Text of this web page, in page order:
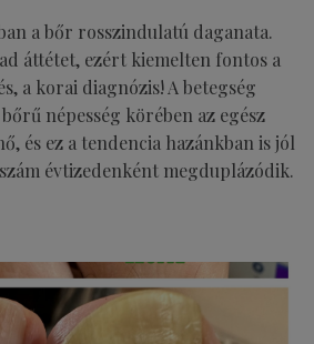
a bőr rosszindulatú daganata.
áttétet, ezért kiemelten fontos a
a korai diagnózis! A betegség
népesség körében az egész
és ez a tendencia hazánkban is jól
évtizedenként megduplázódik.